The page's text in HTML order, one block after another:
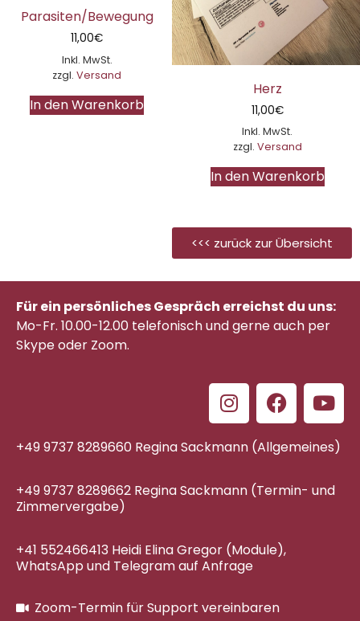
Parasiten/Bewegung
11,00€
Inkl. MwSt.
zzgl.Versand
In den Warenkorb
Herz
11,00€
Inkl. MwSt.
zzgl. Versand
In den Warenkorb
<<< zurück zur Übersicht
Für ein persönliches Gespräch erreichst du uns:
Mo-Fr. 10.00-12.00 telefonischund gerne auch per
Skype oder Zoom.
+49 9737 8289660 Regina Sackmann (Allgemeines)
+49 9737 8289662 Regina Sackmann (Termin- und
Zimmervergabe)
+41 552466413 Heidi Elina Gregor (Module),
WhatsApp und Telegram auf Anfrage
Zoom-Termin für Support vereinbaren